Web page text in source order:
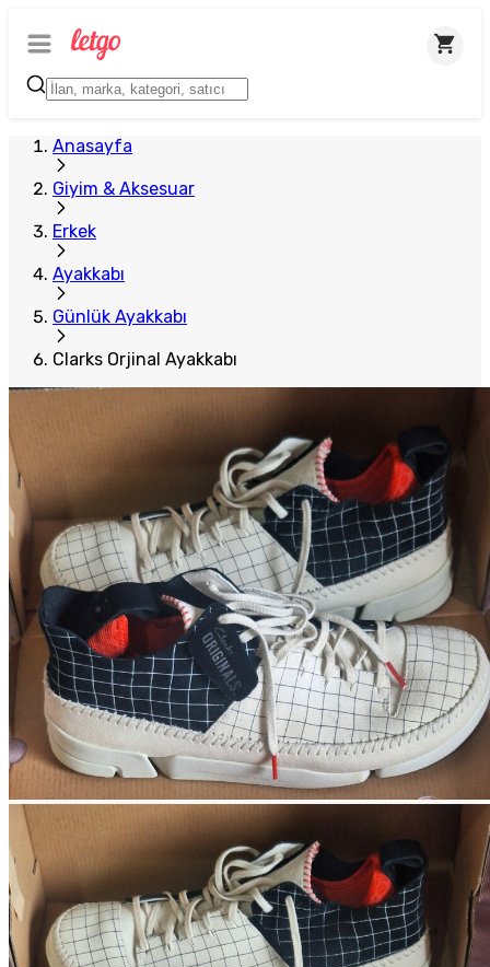
Anasayfa
Giyim & Aksesuar
Erkek
Ayakkabı
Günlük Ayakkabı
Clarks Orjinal Ayakkabı
Plus Satıcı